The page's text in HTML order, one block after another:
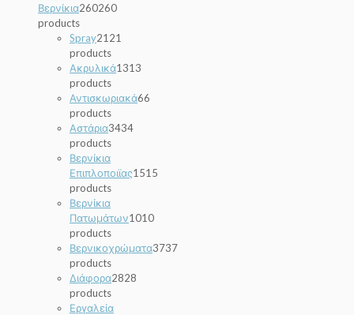
Βερνίκια260260
products
Spray21 21
products
Ακρυλικά1313
products
Αντισκωριακά66
products
Αστάρια3434
products
Βερνίκια
Επιπλοποιϊας1515
products
Βερνίκια
Πατωμάτων1010
products
Βερνικοχρώματα3737
products
Διάφορα2828
products
Εργαλεία